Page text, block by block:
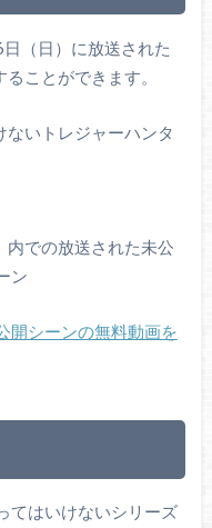
（日）に放送された
ことができます。
ないトレジャーハンタ
内での放送された未公
ン
開シーンの無料動画を
てはいけないシリーズ